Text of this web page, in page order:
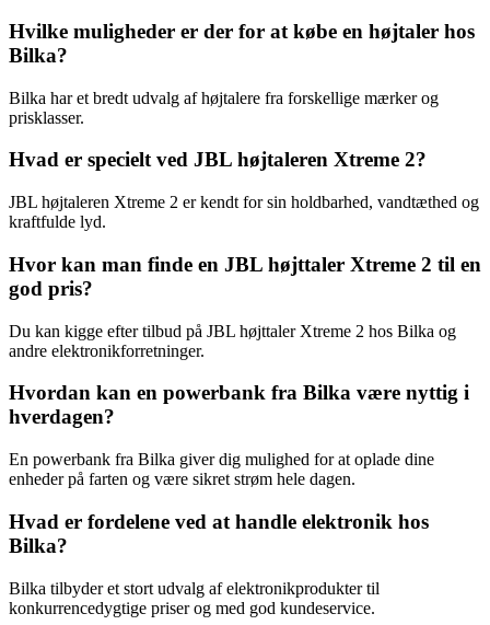
Hvilke muligheder er der for at købe en højtaler hos
Bilka?
Bilka har et bredt udvalg af højtalere fra forskellige mærker og
prisklasser.
Hvad er specielt ved JBL højtaleren Xtreme 2?
JBL højtaleren Xtreme 2 er kendt for sin holdbarhed, vandtæthed og
kraftfulde lyd.
Hvor kan man finde en JBL højttaler Xtreme 2 til en
god pris?
Du kan kigge efter tilbud på JBL højttaler Xtreme 2 hos Bilka og
andre elektronikforretninger.
Hvordan kan en powerbank fra Bilka være nyttig i
hverdagen?
En powerbank fra Bilka giver dig mulighed for at oplade dine
enheder på farten og være sikret strøm hele dagen.
Hvad er fordelene ved at handle elektronik hos
Bilka?
Bilka tilbyder et stort udvalg af elektronikprodukter til
konkurrencedygtige priser og med god kundeservice.